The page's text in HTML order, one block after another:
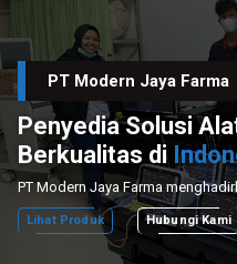
PT Modern Jaya Farma
Penyedia Solusi
Berkualitas di
Lihat Produk Hubungi Kami